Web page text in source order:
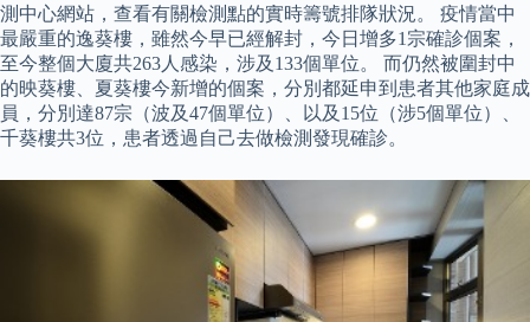
測中心網站，查看有關檢測點的實時籌號排隊狀況。 疫情當中
最嚴重的逸葵樓，雖然今早已經解封，今日增多1宗確診個案，
至今整個大廈共263人感染，涉及133個單位。 而仍然被圍封中
的映葵樓、夏葵樓今新增的個案，分別都延申到患者其他家庭成
員，分別達87宗（波及47個單位）、以及15位（涉5個單位）、
千葵樓共3位，患者透過自己去做檢測發現確診。